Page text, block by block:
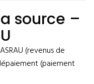
source –
(revenus de
(paiement